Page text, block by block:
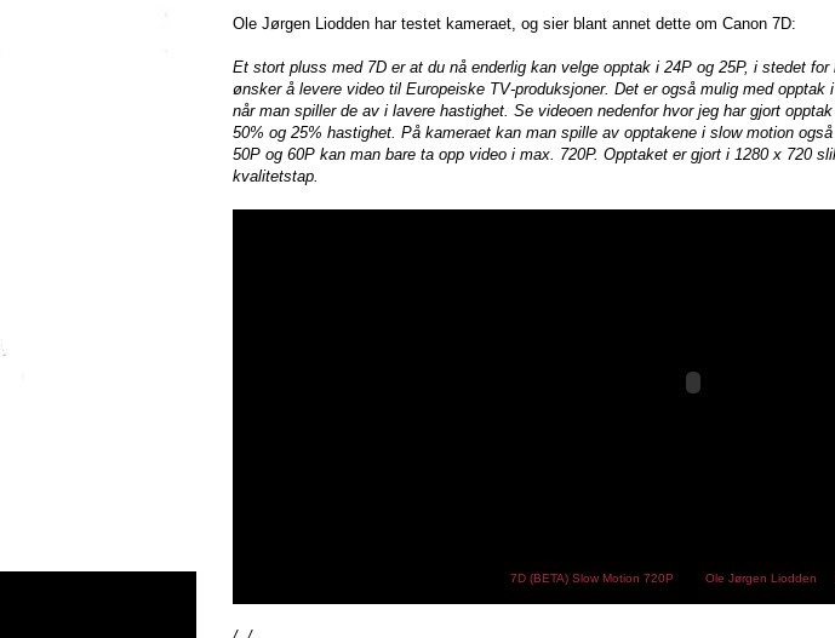
Ole Jørgen Liodden har testet kameraet, og sier blant annet dette om Canon 7D:
Et stort pluss med 7D er at du nå enderlig kan velge opptak i 24P og 25P, i stedet
ønsker å levere video til Europeiske TV-produksjoner. Det er også mulig med
når man spiller de av i lavere hastighet. Se videoen nedenfor hvor jeg har gjort
50% og 25% hastighet. På kameraet kan man spille av opptakene i slow motion
50P og 60P kan man bare ta opp video i max. 720P. Opptaket er gjort i 1280 x 720
kvalitetstap.
7D (BETA) Slow Motion 720P Ole Jørgen Liodden